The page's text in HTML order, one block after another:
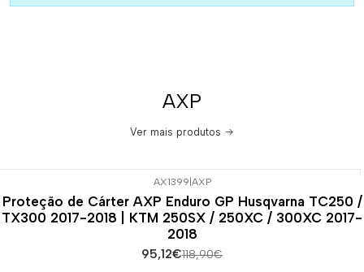
AXP
Ver mais produtos
AX1399 AXP
Proteção de Cárter AXP Enduro GP Husqvarna TC250 /
TX300 2017-2018 | KTM 250SX / 250XC / 300XC 2017-
2018
95,12€118,90€